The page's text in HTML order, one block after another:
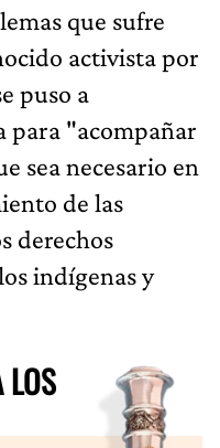
que sufre
activista por
puso a
para "acompañar
sea necesario en
de las
derechos
indígenas y
LOS